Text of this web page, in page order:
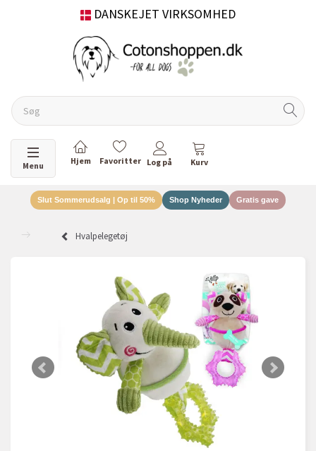
DANSKEJET VIRKSOMHED
Skifte navigation
Menu
Slut Sommerudsalg | Op til 50% Shop Nyheder Gratis gave
Hvalpelegetøj